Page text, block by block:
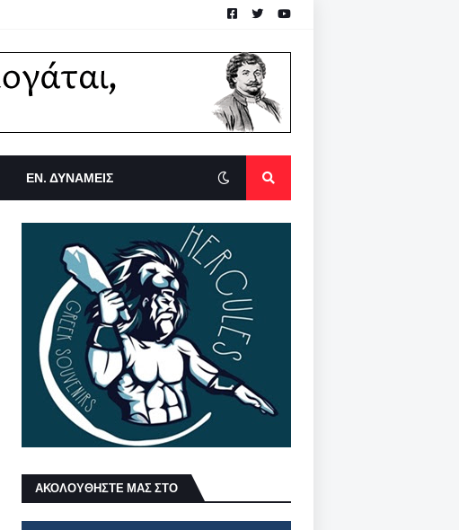
ΕΝ. ΔΥΝΑΜΕΙΣ
ΑΚΟΛΟΥΘΗΣΤΕ ΜΑΣ ΣΤΟ